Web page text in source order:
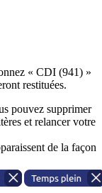
« CDI (941) »
restituées.
pouvez supprimer
et relancer votre
de la façon